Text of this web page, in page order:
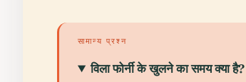
सामान्य प्रश्न
विला फोर्नी के खुलने का समय क्या है?